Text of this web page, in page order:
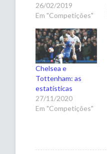
26/02/2019
Em "Competições"
Chelsea e
Tottenham: as
estatísticas
27/11/2020
Em "Competições"